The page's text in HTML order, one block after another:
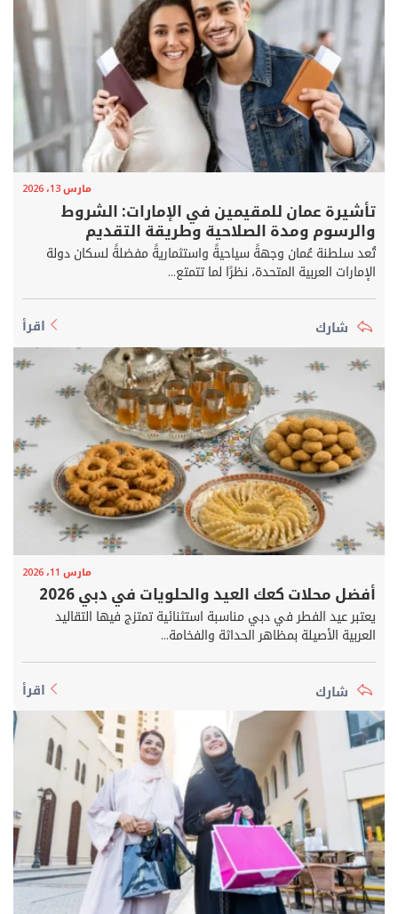
مارس 13، 2026
تأشيرة عمان للمقيمين في الإمارات: الشروط
والرسوم ومدة الصلاحية وطريقة التقديم
تُعد سلطنة عُمان وجهةً سياحيةً واستثماريةً مفضلةً لسكان دولة
الإمارات العربية المتحدة، نظرًا لما تتمتع...
اقرأ
مارس 11، 2026
أفضل محلات كعك العيد والحلويات في دبي 2026
يعتبر عيد الفطر في دبي مناسبة استثنائية تمتزج فيها التقاليد
العربية الأصيلة بمظاهر الحداثة والفخامة...
اقرأ